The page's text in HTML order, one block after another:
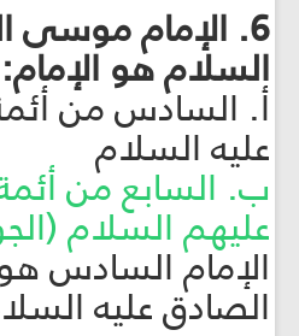
6. الإمام موسى
السلام هو الإمام:
أ. السادس من
عليه السلام
ب. السابع من
عليهم السلام
الإمام السادس
الصادق عليه